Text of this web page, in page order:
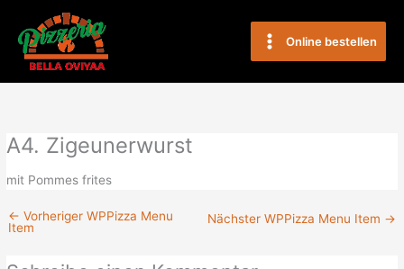
Inhalt
springen
Main
MenuOnline bestellen
A4. Zigeunerwurst
mit Pommes frites
← Vorheriger WPPizza Menu
Item
Nächster WPPizza Menu Item →